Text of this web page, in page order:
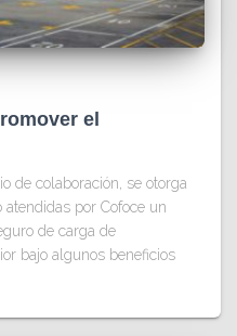
el
de colaboración, se otorga
por Cofoce un
de carga de
bajo algunos beneficios